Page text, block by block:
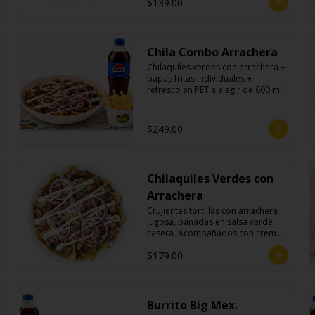
Chila Combo Arrachera
Chilaquiles verdes con arrachera +
papas fritas individuales +
refresco en PET a elegir de 600 ml
$249.00
Chilaquiles Verdes con
Arrachera
Crujientes tortillas con arrachera
jugosa, bañadas en salsa verde
casera. Acompañados con crema,
queso fresco y cebolla morada.
$179.00
Burrito Big Mex.